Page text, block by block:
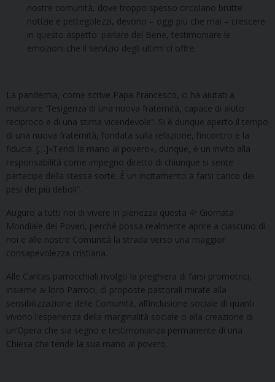
nostre comunità, dove troppo spesso circolano brutte
notizie e pettegolezzi, devono – oggi più che mai – crescere
in questo aspetto: parlare del Bene, testimoniare le
emozioni che il servizio degli ultimi ci offre.
La pandemia, come scrive Papa Francesco, ci ha aiutati a
maturare “l’esigenza di una nuova fraternità, capace di aiuto
reciproco e di una stima vicendevole”. Si è dunque aperto il tempo
di una nuova fraternità, fondata sulla relazione, l’incontro e la
fiducia. […]«Tendi la mano al povero», dunque, è un invito alla
responsabilità come impegno diretto di chiunque si sente
partecipe della stessa sorte. È un incitamento a farsi carico dei
pesi dei più deboli”.
Auguro a tutti noi di vivere in pienezza questa 4ª Giornata
Mondiale dei Poveri, perché possa realmente aprire a ciascuno di
noi e alle nostre Comunità la strada verso una maggior
consapevolezza cristiana.
Alle Caritas parrocchiali rivolgo la preghiera di farsi promotrici,
insieme ai loro Parroci, di proposte pastorali mirate alla
sensibilizzazione delle Comunità, all’inclusione sociale di quanti
vivono l’esperienza della marginalità sociale o alla creazione di
un’Opera che sia segno e testimonianza permanente di una
Chiesa che tende la sua mano al povero.